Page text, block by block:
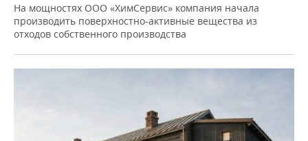
На мощностях ООО «ХимСервис» компания начала
производить поверхностно-активные вещества из
отходов собственного производства